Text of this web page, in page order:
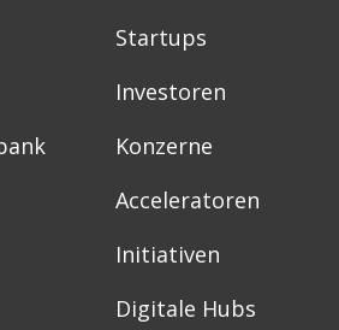
Startups
Investoren
Konzerne
Acceleratoren
Initiativen
Digitale Hubs